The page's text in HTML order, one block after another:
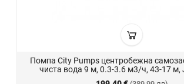
Помпа City Pumps центробежна
чиста вода 9 м, 0.3-3.6 м3/ч, 43-17 м,